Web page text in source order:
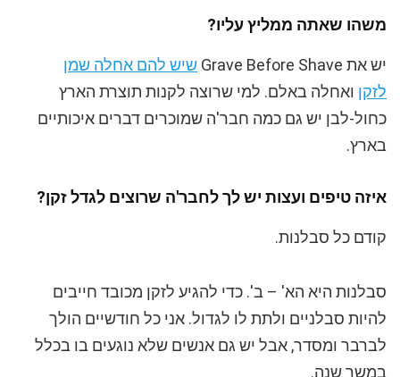
משהו שאתה ממליץ עליו?
יש את Grave Before Shave
שיש להם אחלה שמן
לזקן ואחלה באלם. למי שרוצה לקנות תוצרת הארץ
כחול-לבן יש גם כמה חבר'ה שמוכרים דברים איכותיים
בארץ.
איזה טיפים ועצות יש לך לחבר'ה שרוצים לגדל זקן?
קודם כל סבלנות.
סבלנות היא הא' – ב'. כדי להגיע לזקן מכובד חייבים
להיות סבלניים ולתת לו לגדול. אני כל חודשיים הולך
לברבר ומסדר, אבל יש גם אנשים שלא נוגעים בו בכלל
במשך שנה.